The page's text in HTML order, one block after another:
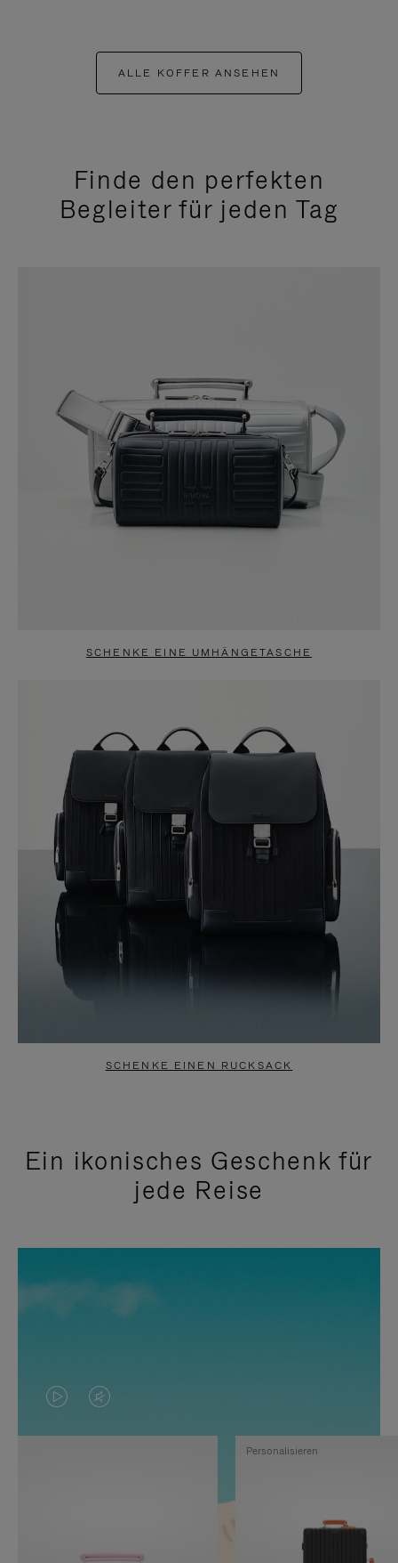
ALLE KOFFER ANSEHEN
Finde den perfekten
Begleiter für jeden Tag
SCHENKE EINE UMHÄNGETASCHE
SCHENKE EINEN RUCKSACK
Ein ikonisches Geschenk für
jede Reise
DAS
VIDEO
VIDEO
IST
Personalisieren